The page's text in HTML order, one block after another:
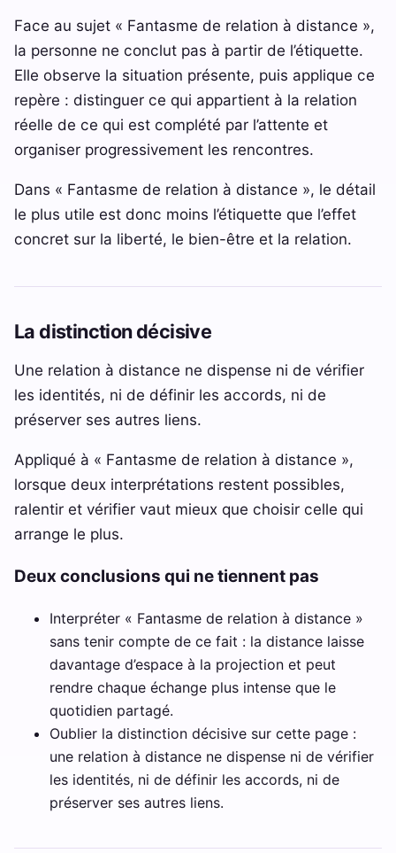
Face au sujet « Fantasme de relation à distance »,
la personne ne conclut pas à partir de l’étiquette.
Elle observe la situation présente, puis applique ce
repère : distinguer ce qui appartient à la relation
réelle de ce qui est complété par l’attente et
organiser progressivement les rencontres.
Dans « Fantasme de relation à distance », le détail
le plus utile est donc moins l’étiquette que l’effet
concret sur la liberté, le bien-être et la relation.
La distinction décisive
Une relation à distance ne dispense ni de vérifier
les identités, ni de définir les accords, ni de
préserver ses autres liens.
Appliqué à « Fantasme de relation à distance »,
lorsque deux interprétations restent possibles,
ralentir et vérifier vaut mieux que choisir celle qui
arrange le plus.
Deux conclusions qui ne tiennent pas
Interpréter « Fantasme de relation à distance »
sans tenir compte de ce fait : la distance laisse
davantage d’espace à la projection et peut
rendre chaque échange plus intense que le
quotidien partagé.
Oublier la distinction décisive sur cette page :
une relation à distance ne dispense ni de vérifier
les identités, ni de définir les accords, ni de
préserver ses autres liens.